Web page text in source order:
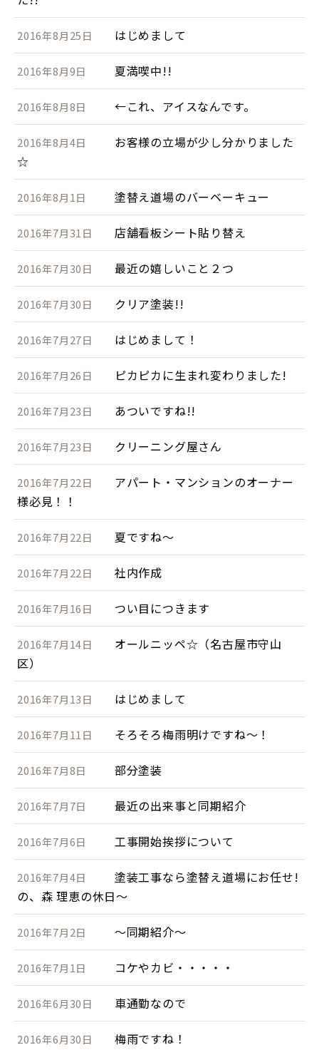
2016年8月25日 はじめまして
2016年8月9日 夏満喫中!!
2016年8月8日 ←これ、アイスなんです。
2016年8月4日
お客様の立場が少し分かりました
☆
2016年8月1日 塗替え道場のバーベーキュー
2016年7月31日 店舗看板シート貼り替え
2016年7月30日 最近の嬉しいこと２つ
2016年7月30日 クリア塗装!!
2016年7月27日 はじめまして！
2016年7月26日 ピカピカに生まれ変わりました!
2016年7月23日 あついですね!!
2016年7月23日 クリーニング屋さん
2016年7月22日
アパート・マンションのオーナー
様必見！！
2016年7月22日 夏ですね～
2016年7月22日 社内作成
2016年7月16日 つい目につきます
2016年7月14日
オールニッペ☆（名古屋市守山
区）
2016年7月13日 はじめまして
2016年7月11日 そろそろ梅雨明けですね～！
2016年7月8日 部分塗装
2016年7月7日 最近の出来事と同期紹介
2016年7月6日 工事開始挨拶について
2016年7月4日
塗装工事なら塗替え道場にお任せ!
の、森 理恵の休日～
2016年7月2日 ～同期紹介～
2016年7月1日 コケやカビ・・・・・
2016年6月30日 車通勤なので
2016年6月30日 梅雨ですね！